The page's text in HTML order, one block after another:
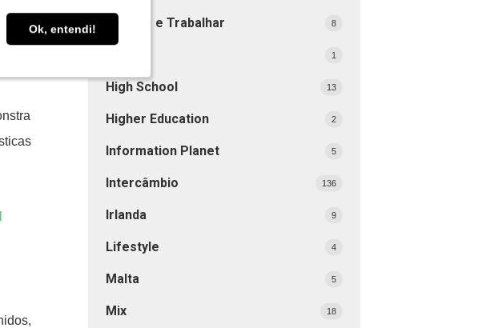
Ok, entendi!
Ok, entendi!
a
Estudar e Trabalhar 8
1
High School 13
Higher Education 2
Information Planet 5
Intercâmbio 136
Irlanda 9
Lifestyle 4
Malta 5
Mix 18